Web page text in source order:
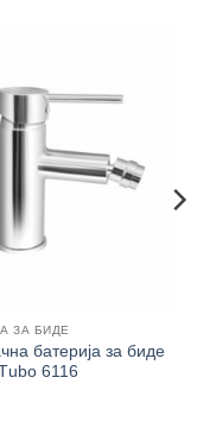
ЗА БИДЕ
батерија за биде
6116